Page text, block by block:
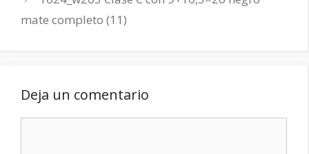
mate completo (11)
Deja un comentario